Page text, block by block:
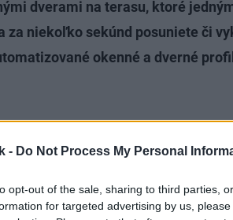
- Do Not Process My Personal
opt-out of the sale, sharing to third parties,
for targeted advertising by us,
dverami na terasu, ktoré
za niekoľko sekúnd posuniete či
okenné a dverné
profiloch tejto značky sa pritom
používaní, ale aj na úsporu